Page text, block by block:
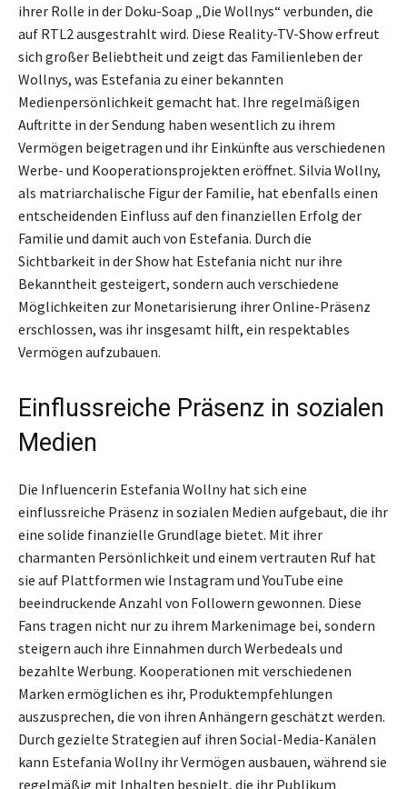
ihrer Rolle in der Doku-Soap „Die Wollnys“ verbunden, die
auf RTL2 ausgestrahlt wird. Diese Reality-TV-Show erfreut
sich großer Beliebtheit und zeigt das Familienleben der
Wollnys, was Estefania zu einer bekannten
Medienpersönlichkeit gemacht hat. Ihre regelmäßigen
Auftritte in der Sendung haben wesentlich zu ihrem
Vermögen beigetragen und ihr Einkünfte aus verschiedenen
Werbe- und Kooperationsprojekten eröffnet. Silvia Wollny,
als matriarchalische Figur der Familie, hat ebenfalls einen
entscheidenden Einfluss auf den finanziellen Erfolg der
Familie und damit auch von Estefania. Durch die
Sichtbarkeit in der Show hat Estefania nicht nur ihre
Bekanntheit gesteigert, sondern auch verschiedene
Möglichkeiten zur Monetarisierung ihrer Online-Präsenz
erschlossen, was ihr insgesamt hilft, ein respektables
Vermögen aufzubauen.
Einflussreiche Präsenz in sozialen
Medien
Die Influencerin Estefania Wollny hat sich eine
einflussreiche Präsenz in sozialen Medien aufgebaut, die ihr
eine solide finanzielle Grundlage bietet. Mit ihrer
charmanten Persönlichkeit und einem vertrauten Ruf hat
sie auf Plattformen wie Instagram und YouTube eine
beeindruckende Anzahl von Followern gewonnen. Diese
Fans tragen nicht nur zu ihrem Markenimage bei, sondern
steigern auch ihre Einnahmen durch Werbedeals und
bezahlte Werbung. Kooperationen mit verschiedenen
Marken ermöglichen es ihr, Produktempfehlungen
auszusprechen, die von ihren Anhängern geschätzt werden.
Durch gezielte Strategien auf ihren Social-Media-Kanälen
kann Estefania Wollny ihr Vermögen ausbauen, während sie
regelmäßig mit Inhalten bespielt, die ihr Publikum